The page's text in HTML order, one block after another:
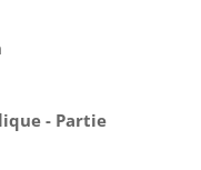
- Partie